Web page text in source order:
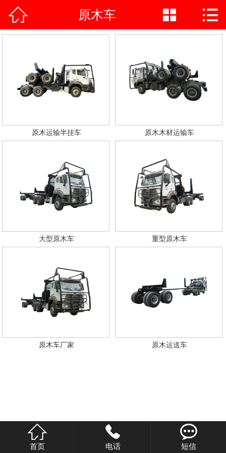
网站首页
产品中心
荣誉资质
新闻中心
施工案例
在线vr
英文站
 原木车  
原木运输半挂车 原木木材运输车
大型原木车 重型原木车
原木车厂家 原木运送车

首页

电话

短信